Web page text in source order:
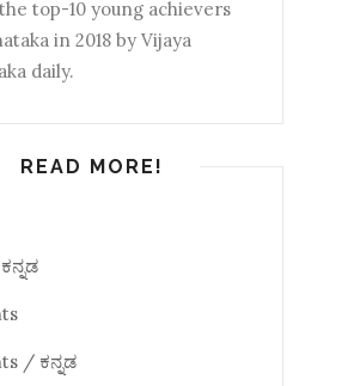
top-10 young achievers
in 2018 by Vijaya
daily.
READ MORE!
/ ಕನ್ನಡ